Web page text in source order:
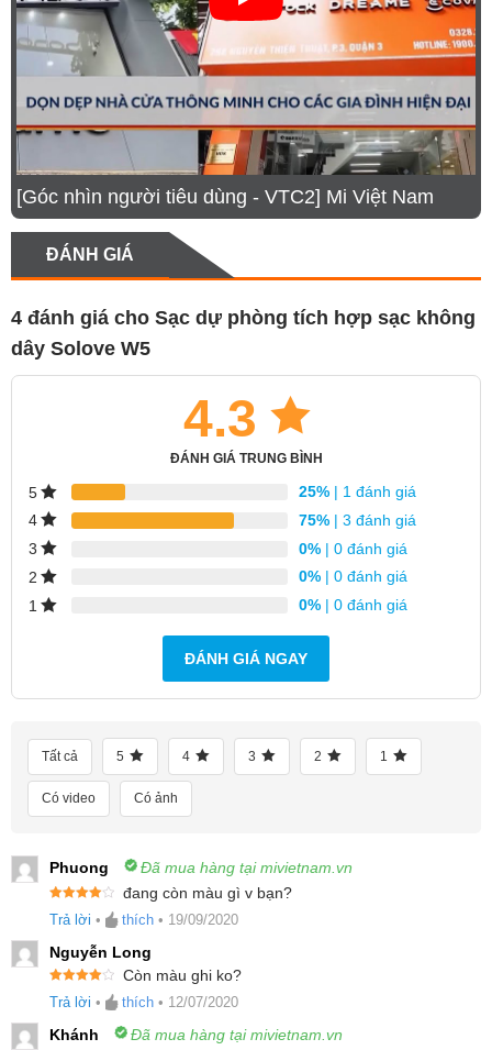
[Góc nhìn người tiêu dùng - VTC2] Mi Việt Nam
ĐÁNH GIÁ
4 đánh giá cho Sạc dự phòng tích hợp sạc không
dây Solove W5
4.3
ĐÁNH GIÁ TRUNG BÌNH
5 25% | 1 đánh giá
4
75% | 3 đánh giá
3
0% | 0 đánh giá
2
0% | 0 đánh giá
1
0% | 0 đánh giá
ĐÁNH GIÁ NGAY
Tất cả 5 4 3 2 1
Có video Có ảnh
Phuong Đã mua hàng tại mivietnam.vn
hạng45
đang còn màu gì v bạn?
Trả lời • thích • 19/09/2020
Nguyễn Long
hạng45
Còn màu ghi ko?
Trả lời • thích • 12/07/2020
Khánh Đã mua hàng tại mivietnam.vn